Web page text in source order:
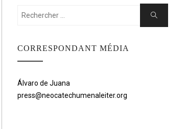
Rechercher:
Chercher
CORRESPONDANT MÉDIA
Álvaro de Juana
press@neocatechumenaleiter.org